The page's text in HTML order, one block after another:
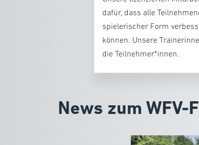
dafür, dass alle
spielerischer Form
können. Unsere
die Teilnehmer*innen.
News zum WFV-